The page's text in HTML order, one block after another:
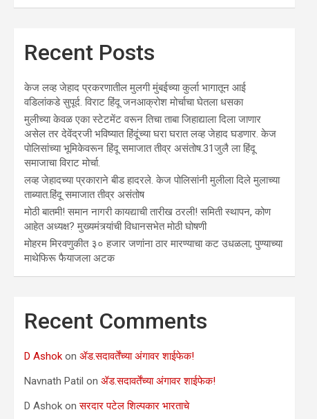
Recent Posts
केज लव्ह जेहाद प्रकरणातील मुलगी मुंबईच्या कुर्ला भागातून आई
वडिलांकडे सुपूर्द. विराट हिंदू जनआक्रोश मोर्चाचा घेतला धसका
मुलीच्या केवळ एका स्टेटमेंट वरून तिचा ताबा जिहाद्याला दिला जाणार
असेल तर देवेंद्रजी भविष्यात हिंदूंच्या घरा घरात लव्ह जेहाद घडणार. केज
पोलिसांच्या भूमिकेवरून हिंदू समाजात तीव्र असंतोष.31जुलै ला हिंदू
समाजाचा विराट मोर्चा.
लव्ह जेहादच्या प्रकाराने बीड हादरले. केज पोलिसांनी मुलीला दिले मुलाच्या
ताब्यात.हिंदू समाजात तीव्र असंतोष
मोठी बातमी! समान नागरी कायद्याची तारीख ठरली! समिती स्थापन, कोण
आहेत अध्यक्ष? मुख्यमंत्र्यांची विधानसभेत मोठी घोषणी
मोहरम मिरवणुकीत ३० हजार जणांना ठार मारण्‍याचा कट उधळला; पुण्‍याच्‍या
माथेफिरू फैयाजला अटक
Recent Comments
D Ashok onॲड.सदावर्तेंच्या अंगावर शाईफेक!
Navnath Patil onॲड.सदावर्तेंच्या अंगावर शाईफेक!
D Ashok onसरदार पटेल शिल्पकार भारताचे